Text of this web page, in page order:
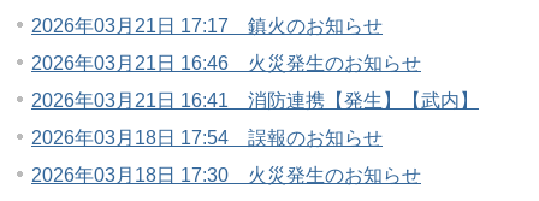
2026年03月21日 17:17 鎮火のお知らせ
2026年03月21日 16:46 火災発生のお知らせ
2026年03月21日 16:41 消防連携【発生】【武内】
2026年03月18日 17:54 誤報のお知らせ
2026年03月18日 17:30 火災発生のお知らせ